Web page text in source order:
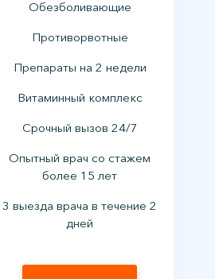
Обезболивающие
Противорвотные
Препараты на 2 недели
Витаминный комплекс
Срочный вызов 24/7
Опытный врач со стажем
более 15 лет
3 выезда врача в течение 2
дней